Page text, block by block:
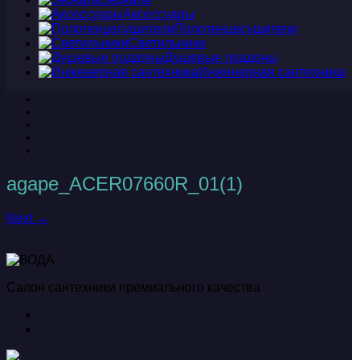
Аксессуары
Полотенцесушители
Светильники
Душевые поддоны
Инженерная сантехника
agape_ACER07660R_01(1)
Next →
Салон сантехники премиального качества